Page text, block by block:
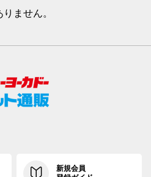
ません。
新規会員